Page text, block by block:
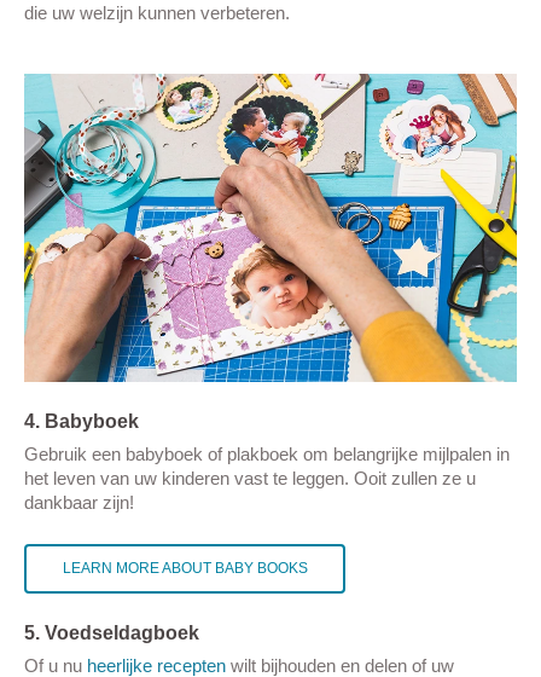
die uw welzijn kunnen verbeteren.
4. Babyboek
Gebruik een babyboek of plakboek om belangrijke mijlpalen in
het leven van uw kinderen vast te leggen. Ooit zullen ze u
dankbaar zijn!
LEARN MORE ABOUT BABY BOOKS
5. Voedseldagboek
Of u nu heerlijke recepten wilt bijhouden en delen of uw